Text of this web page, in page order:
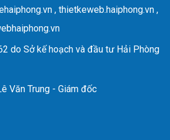
, thietkeweb.haiphong.vn ,
do Sở kế hoạch và đầu tư Hải Phòng
Văn Trung - Giám đốc